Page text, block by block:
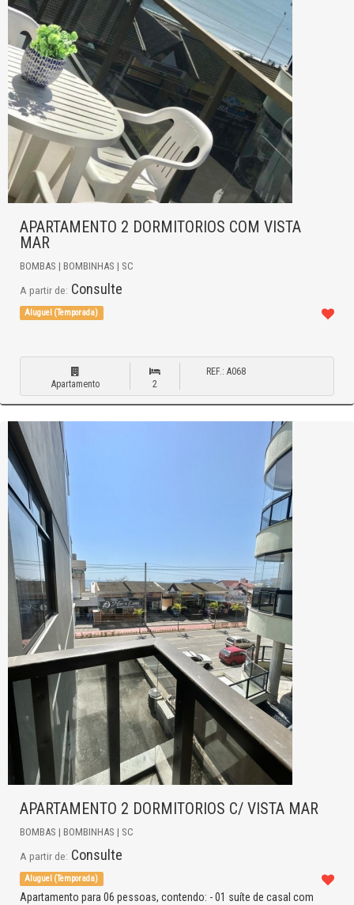
APARTAMENTO 2 DORMITORIOS COM VISTA
MAR
BOMBAS | BOMBINHAS | SC
A partir de: Consulte
Aluguel (Temporada)
Apartamento 2
REF.: A068
APARTAMENTO 2 DORMITORIOS C/ VISTA MAR
BOMBAS | BOMBINHAS | SC
A partir de: Consulte
Aluguel (Temporada)
Apartamento para 06 pessoas, contendo: - 01 suíte de casal com